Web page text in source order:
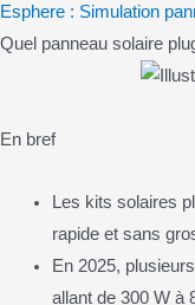
Esphere : Simulation
Quel panneau solaire
En bref
Les kits solaires
rapide et sans
En 2025,
allant de 300 W à